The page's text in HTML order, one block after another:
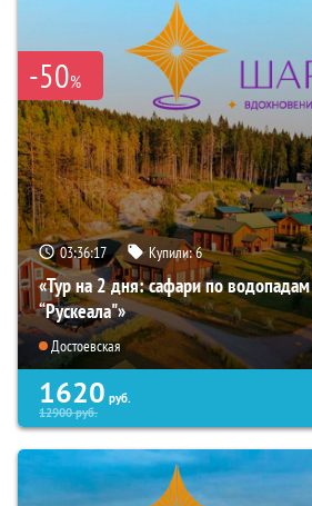
-50%
03:36:16 Купили:6
«Тур на 2 дня: сафари по
“Рускеала"»
Достоевская
1620 руб.
12900руб.